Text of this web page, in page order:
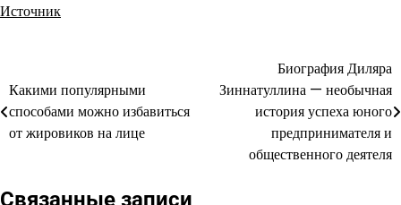
Источник
по
записям
Какими популярными
способами можно избавиться
от жировиков на лице
Биография Диляра
Зиннатуллина — необычная
история успеха юного
предпринимателя и
общественного деятеля
Связанные записи